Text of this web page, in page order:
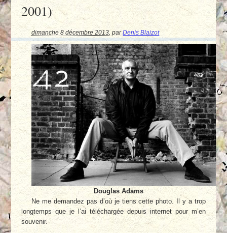
2001)
dimanche 8 décembre 2013,parDenis Blaizot
Douglas Adams
Ne me demandez pas d’où je tiens cette photo. Il y a trop
longtemps que je l’ai téléchargée depuis internet pour m’en
souvenir.